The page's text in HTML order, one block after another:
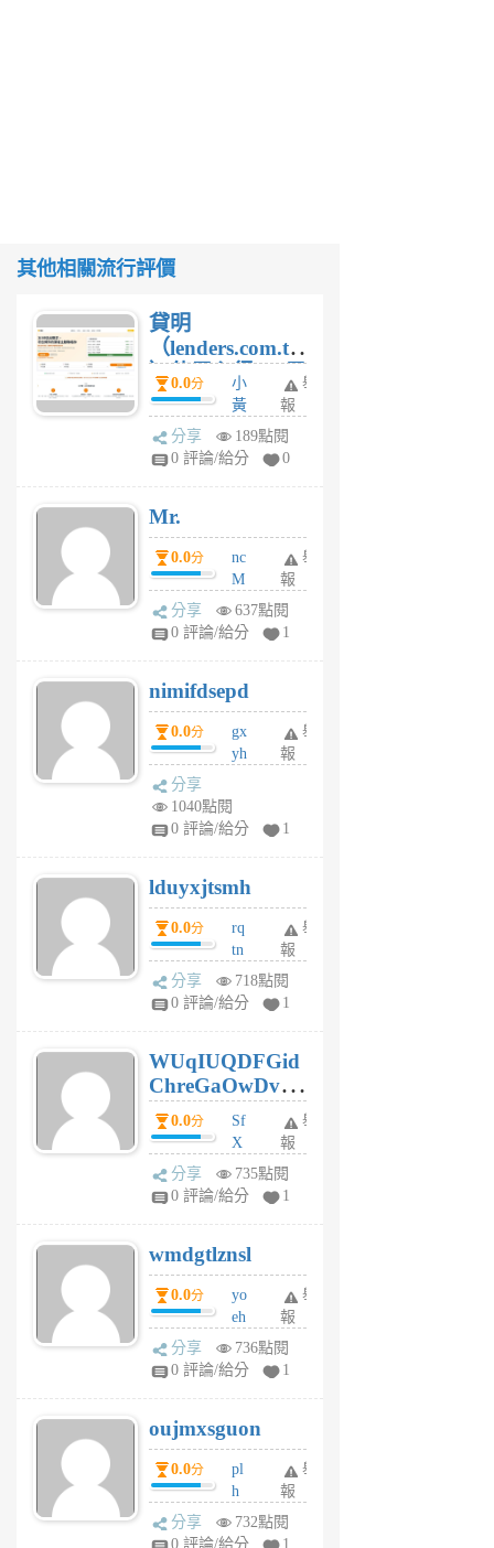
其他相關流行評價
貸明
（lenders.com.tw
）使用心得 — 民
間貸款比較平台
體驗
0.0分
小
黃
蜂
4
舉
報
分享
189點閱
0 評論/給分
0
Mr.
0.0分
nc
M
U
F
U
5
個
月
舉
報
分享
637點閱
0 評論/給分
1
nimifdsepd
0.0分
gx
yh
jl
月
前
舉
報
分享
1040點閱
0 評論/給分
1
lduyxjtsmh
0.0分
rq
tn
jt
gl
個
月
前
舉
報
分享
718點閱
0 評論/給分
1
WUqIUQDFGid
ChreGaOwDv
dY0.0分
Sf
X
Pe
Jc
R
P
m
v
A
V
個
月
前
舉
報
分享
735點閱
0 評論/給分
1
wmdgtlznsl
0.0分
yo
eh
ld
gy
個
月
前
舉
報
分享
736點閱
0 評論/給分
1
oujmxsguon
0.0分
pl
h
wi
w
舉
報
分享
732點閱
0 評論/給分
1